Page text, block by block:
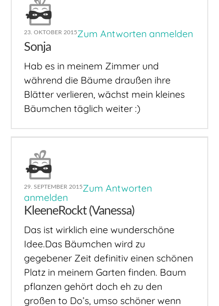
23. OKTOBER 2015Zum Antworten anmelden
Sonja
Hab es in meinem Zimmer und
während die Bäume draußen ihre
Blätter verlieren, wächst mein kleines
Bäumchen täglich weiter :)
29. SEPTEMBER 2015Zum Antworten
anmelden
KleeneRockt (Vanessa)
Das ist wirklich eine wunderschöne
Idee.Das Bäumchen wird zu
gegebener Zeit definitiv einen schönen
Platz in meinem Garten finden. Baum
pflanzen gehört doch eh zu den
großen to Do’s, umso schöner wenn